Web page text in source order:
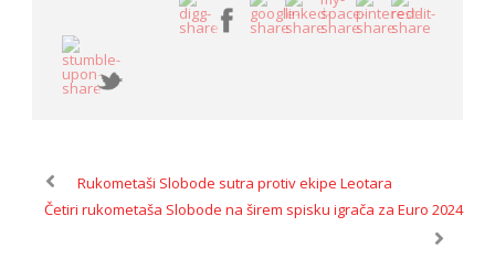
Rukometaši Slobode sutra protiv ekipe Leotara
Četiri rukometaša Slobode na širem spisku igrača za Euro 2024